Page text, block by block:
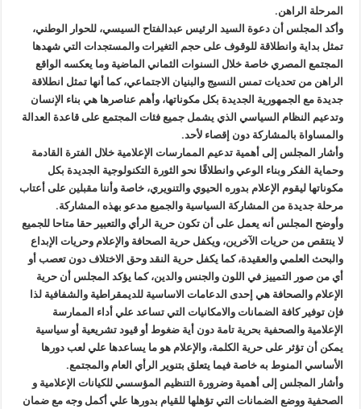
المرحلة الراهن.
وأكد المجلس أن دعوة السيد الرئيس عبدالفتاح السيسي، للحوار الوطني،
تمثل بداية وانطلاقة للوقوف على حجم التغيرات والمستجدات التي شهدها
المجتمع المصري خاصة خلال السنوات الثماني الماضية وما يعكسه الواقع
الراهن من تحديات تمس النسيج والبنيان الاجتماعي، كما أنها تمثل انطلاقة
جديدة مع الجمهورية الجديدة بكل مكوناتها، وأهم عناصرها هي بناء الإنسان
وتدعيم النظام السياسي الذي يشمل جميع فئات المجتمع على قاعدة العدالة
والمساواة بالمشاركة دون إقصاء لأحد.
وأشار المجلس إلى أهمية تدعيم الممارسات الإعلامية خلال الفترة القادمة
وحماية الفكر وبناء الوعي وانطلاقًا نحو الثورة التكنولوجية الجديدة بكل
مكوناتها ليقوم الإعلام بدوره الحيوي والتنويري، خاصة وأننا مقبلين على أعتاب
مرحلة جديدة من المشاركة السياسية والجميع مدعو بهذه المشاركة.
وأوضح المجلس أنه يعمل على أن تكون حرية الرأي والتعبير حقا متاحا للجميع
لا ينتقص من حريات الآخرين، ويكفل حرية الصحافة والإعلام وحريات الإبداع
والبحث العلمي والعقيدة، كما يكفل حرية النقد وحق الاختلاف دون تعصب أو
أي من صور التمييز في اللون والجنس والدين، كما يؤكد المجلس أن حرية
الإعلام والصحافة هي إحدى الدعامات الاساسية للديمقراطية والشفافية لذا
فإن توفير كافة الضمانات والامكانيات التي تساعد علي أداء الممارسة
الإعلامية والصحفية بحرية تامة دون أية ضغوط أو قيود تشريعية أو سياسية
يمكن أن تؤثر على حرية الكلمة، والإعلام هو ما يساعدها علي لعب دورها
الأساسي المنوط به خاصة فيما يتعلق بتنوير الرأي العام والمجتمع.
وأشار المجلس إلى أهمية وضرورة التنظيم المؤسسي للكيانات الإعلامية و
الصحفية ووضع الضمانات التي تؤهلها للقيام بدورها علي أكمل وجه مع ضمان